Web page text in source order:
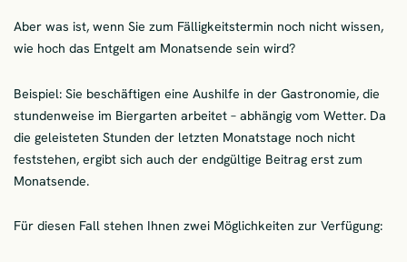
Aber was ist, wenn Sie zum Fälligkeitstermin noch nicht wissen,
wie hoch das Entgelt am Monatsende sein wird?
Beispiel: Sie beschäftigen eine Aushilfe in der Gastronomie, die
stundenweise im Biergarten arbeitet – abhängig vom Wetter. Da
die geleisteten Stunden der letzten Monatstage noch nicht
feststehen, ergibt sich auch der endgültige Beitrag erst zum
Monatsende.
Für diesen Fall stehen Ihnen zwei Möglichkeiten zur Verfügung: